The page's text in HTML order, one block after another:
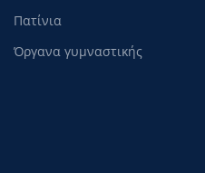
Πατίνια
Όργανα γυμναστικής